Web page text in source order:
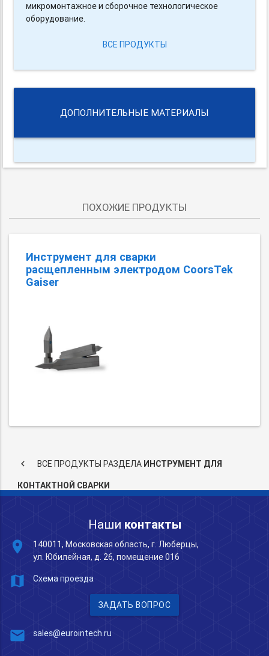
микромонтажное и сборочное технологическое
оборудование.
ВСЕ ПРОДУКТЫ
ДОПОЛНИТЕЛЬНЫЕ МАТЕРИАЛЫ
ПОХОЖИЕ ПРОДУКТЫ
Инструмент для сварки
расщепленным электродом CoorsTek
Gaiser
keyboard_arrow_left ВСЕ ПРОДУКТЫ РАЗДЕЛА ИНСТРУМЕНТ ДЛЯ
КОНТАКТНОЙ СВАРКИ
Наши контакты
place
140011, Московская область, г. Люберцы,
ул. Юбилейная, д. 26, помещение 016
map Схема проезда
ЗАДАТЬ ВОПРОС
mail sales@eurointech.ru